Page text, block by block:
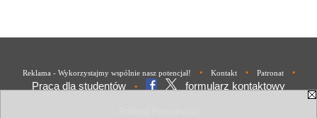
Reklama - Wykorzystajmy wspólnie nasz potencjał! • Kontakt • Patronat •
Praca dla studentów • formularz kontaktowy